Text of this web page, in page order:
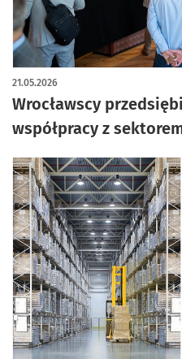
Wrocławscy
współpracy z
21.05.2026
artykuł z galerią zdjęć